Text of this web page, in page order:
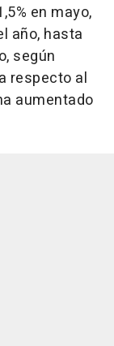
en mayo,
año, hasta
según
respecto al
aumentado